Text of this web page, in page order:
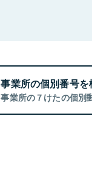
事業所の個別番号を
事業所の７けたの個別